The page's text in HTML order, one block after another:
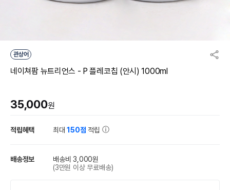
관상어
네이쳐팜 뉴트리언스 - P 플레코칩 (안시) 1000ml
35,000원
적립혜택 최대150점 적립
배송정보
배송비 3,000원
(3만원 이상 무료배송)